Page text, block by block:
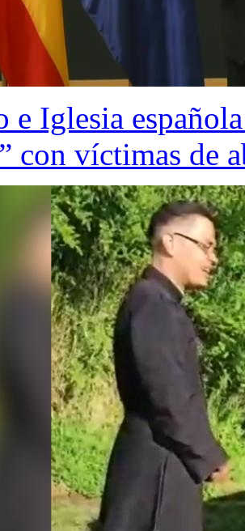
e Iglesia
con víctimas de